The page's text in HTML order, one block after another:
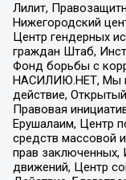
Лилит,
Нижегородский
Центр гендерных
граждан Штаб,
Фонд борьбы с
НАСИЛИЮ.НЕТ, Мы
действие,
Правовая
Ерушалаим, Центр
средств массовой
прав заключенных,
движений, Центр